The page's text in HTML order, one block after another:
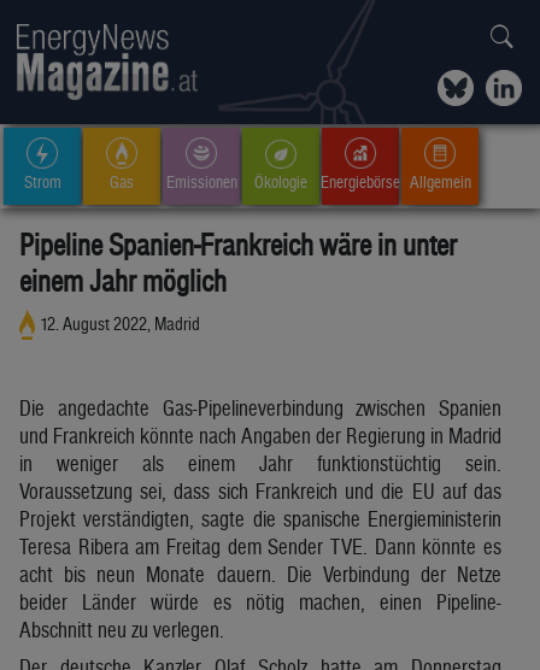
Strom Gas Emissionen Ökologie Energiebörse Allgemein
Pipeline Spanien-Frankreich wäre in unter
einem Jahr möglich
12. August 2022, Madrid
Die angedachte Gas-Pipelineverbindung zwischen Spanien
und Frankreich könnte nach Angaben der Regierung in Madrid
in weniger als einem Jahr funktionstüchtig sein.
Voraussetzung sei, dass sich Frankreich und die EU auf das
Projekt verständigten, sagte die spanische Energieministerin
Teresa Ribera am Freitag dem Sender TVE. Dann könnte es
acht bis neun Monate dauern. Die Verbindung der Netze
beider Länder würde es nötig machen, einen Pipeline-
Abschnitt neu zu verlegen.